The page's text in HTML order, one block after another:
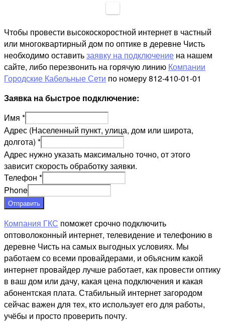
Чтобы провести высокоскоростной интернет в частный
или многоквартирный дом по оптике в деревне Чисть
необходимо оставитьзаявку на подключение на нашем
сайте, либо перезвонить на горячую линию Компании
Городские Кабельные Сети по номеру 812-410-01-01
Заявка на быстрое подключение:
Имя *
Адрес (Населенный пункт, улица, дом или широта,
долгота) *
Адрес нужно указать максимально точно, от этого
зависит скорость обработку заявки.
Телефон *
Phone
Отправить
Компания ГКС поможет срочно подключить
оптоволоконный интернет, телевидение и телефонию в
деревне Чисть на самых выгодных условиях. Мы
работаем со всеми провайдерами, и объясним какой
интернет провайдер лучше работает, как провести оптику
в ваш дом или дачу, какая цена подключения и какая
абонентская плата. Стабильный интернет загородом
сейчас важен для тех, кто использует его для работы,
учёбы и просто проверить почту.